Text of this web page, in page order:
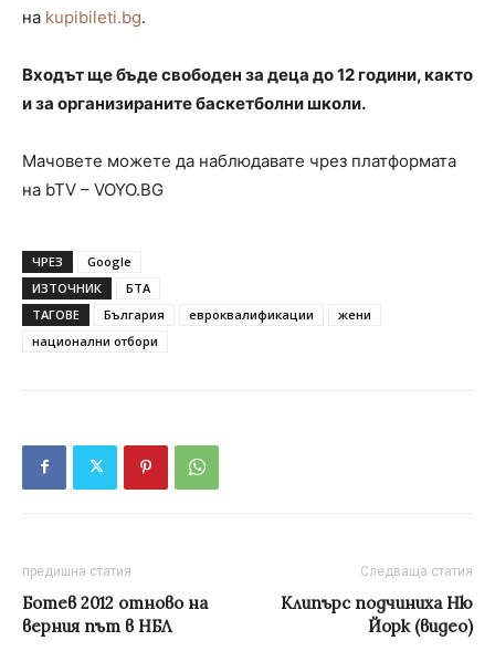
на kupibileti.bg.
Входът ще бъде свободен за деца до 12 години, както
и за организираните баскетболни школи.
Мачовете можете да наблюдавате чрез платформата
на bTV – VOYO.BG
ЧРЕЗ
Google
ИЗТОЧНИК
БТА
ТАГОВЕ
България евроквалификации
жени
национални отбори
предишна статия
Ботев 2012 отново на
верния път в НБЛ
Следваща статия
Клипърс подчиниха Ню
Йорк (видео)